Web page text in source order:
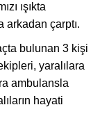
ışıkta
arkadan çarptı.
bulunan 3 kişi
yaralılara
ambulansla
hayati